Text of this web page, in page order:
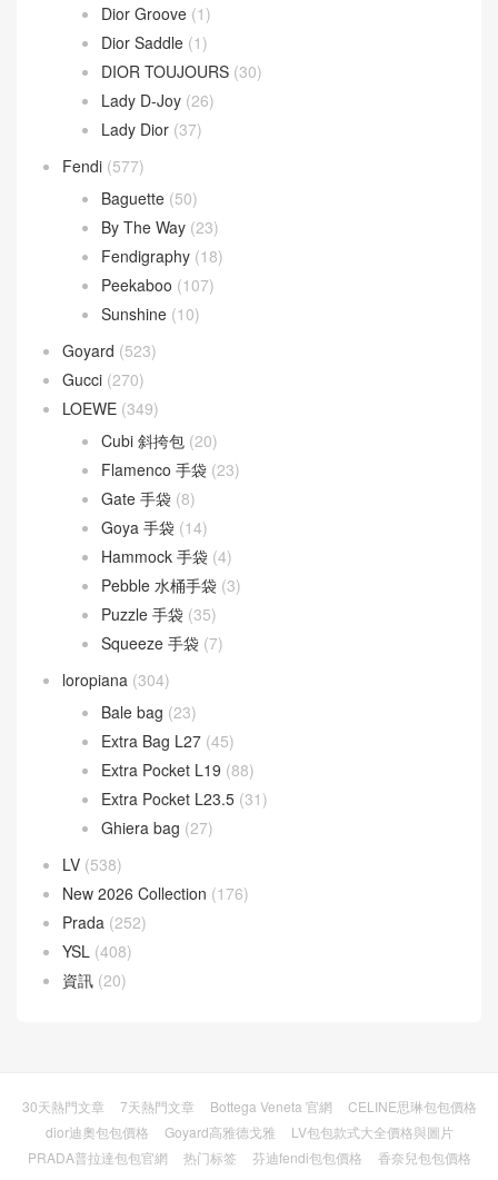
Dior Groove (1)
Dior Saddle (1)
DIOR TOUJOURS (30)
Lady D-Joy (26)
Lady Dior (37)
Fendi (577)
Baguette (50)
By The Way (23)
Fendigraphy (18)
Peekaboo (107)
Sunshine (10)
Goyard (523)
Gucci (270)
LOEWE (349)
Cubi 斜挎包 (20)
Flamenco 手袋 (23)
Gate 手袋 (8)
Goya 手袋 (14)
Hammock 手袋 (4)
Pebble 水桶手袋 (3)
Puzzle 手袋 (35)
Squeeze 手袋 (7)
loropiana (304)
Bale bag (23)
Extra Bag L27 (45)
Extra Pocket L19 (88)
Extra Pocket L23.5 (31)
Ghiera bag (27)
LV (538)
New 2026 Collection (176)
Prada (252)
YSL (408)
資訊 (20)
30天熱門文章 7天熱門文章 Bottega Veneta 官網
CELINE思琳包包價格
dior迪奧包包價格
Goyard高雅德戈雅
LV包包款式大全價格與圖片
PRADA普拉達包包官網
热门标签 芬迪fendi包包價格 香奈兒包包價格